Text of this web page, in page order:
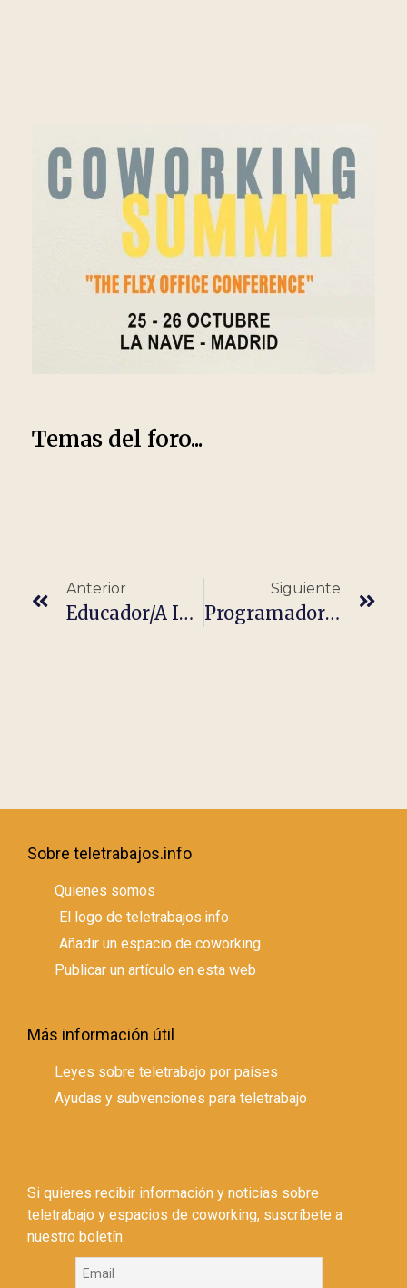
Temas del foro...
Anterior
Educador/a Infantil – Clases Particulares
Siguiente
Programador Full Stack Junior
Sobre teletrabajos.info
Quienes somos
El logo de teletrabajos.info
Añadir un espacio de coworking
Publicar un artículo en esta web
Más información útil
Leyes sobre teletrabajo por países
Ayudas y subvenciones para teletrabajo
Si quieres recibir información y noticias sobre
teletrabajo y espacios de coworking, suscríbete a
nuestro boletín.